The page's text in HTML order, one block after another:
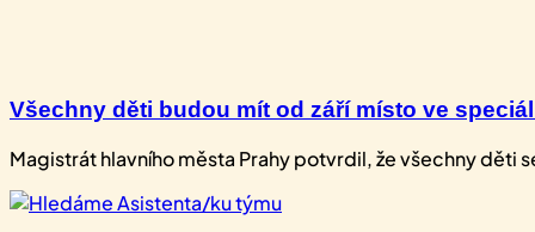
Všechny děti budou mít od září místo ve
Magistrát hlavního města Prahy potvrdil, že všechny děti​